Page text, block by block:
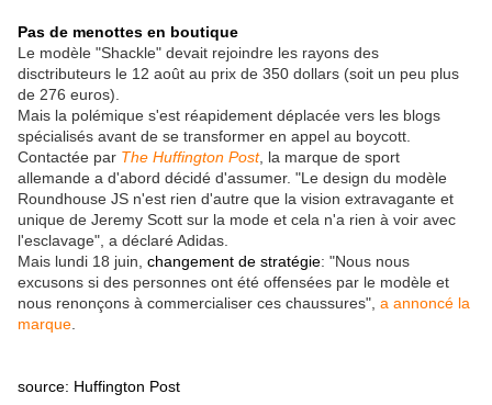
Pas de menottes en boutique
Le modèle "Shackle" devait rejoindre les rayons des
disctributeurs le 12 août au prix de 350 dollars (soit un peu plus
de 276 euros).
Mais la polémique s'est réapidement déplacée vers les blogs
spécialisés avant de se transformer en appel au boycott.
Contactée par The Huffington Post, la marque de sport
allemande a d'abord décidé d'assumer. "Le design du modèle
Roundhouse JS n'est rien d'autre que la vision extravagante et
unique de Jeremy Scott sur la mode et cela n'a rien à voir avec
l'esclavage", a déclaré Adidas.
Mais lundi 18 juin, changement de stratégie: "Nous nous
excusons si des personnes ont été offensées par le modèle et
nous renonçons à commercialiser ces chaussures", a annoncé la
marque
source: Huffington Post